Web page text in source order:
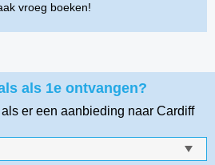
vroeg boeken!
als 1e ontvangen?
er een aanbieding naar Cardiff